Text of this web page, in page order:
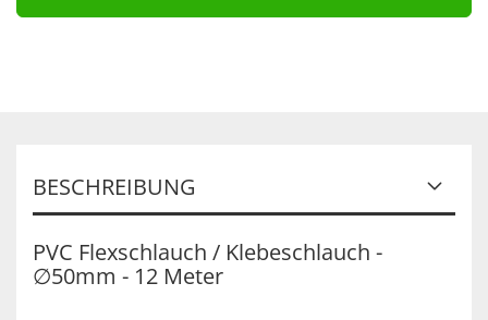
BESCHREIBUNG
PVC Flexschlauch / Klebeschlauch -
∅50mm - 12 Meter